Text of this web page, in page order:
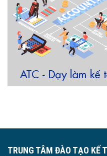
TRUNG TÂM ĐÀO TẠO KẾ